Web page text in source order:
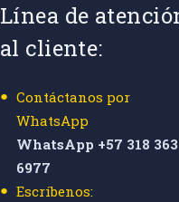
Línea de
al cliente:
Contáctanos por
WhatsApp
WhatsApp +57 318 363
6977
Escríbenos: